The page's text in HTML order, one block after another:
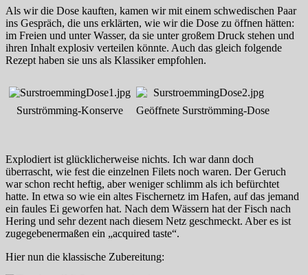
Als wir die Dose kauften, kamen wir mit einem schwedischen Paar
ins Gespräch, die uns erklärten, wie wir die Dose zu öffnen hätten:
im Freien und unter Wasser, da sie unter großem Druck stehen und
ihren Inhalt explosiv verteilen könnte. Auch das gleich folgende
Rezept haben sie uns als Klassiker empfohlen.
Surströmming-Konserve Geöffnete Surströmming-Dose
Explodiert ist glücklicherweise nichts. Ich war dann doch
überrascht, wie fest die einzelnen Filets noch waren. Der Geruch
war schon recht heftig, aber weniger schlimm als ich befürchtet
hatte. In etwa so wie ein altes Fischernetz im Hafen, auf das jemand
ein faules Ei geworfen hat. Nach dem Wässern hat der Fisch nach
Hering und sehr dezent nach diesem Netz geschmeckt. Aber es ist
zugegebenermaßen ein „acquired taste“.
Hier nun die klassische Zubereitung: